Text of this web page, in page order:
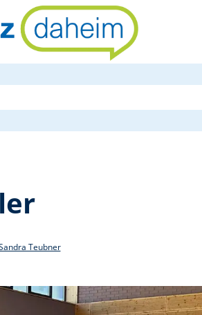
ADACUS
Teubner